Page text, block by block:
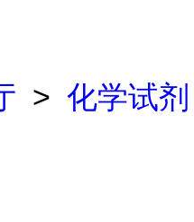
> 化学试剂